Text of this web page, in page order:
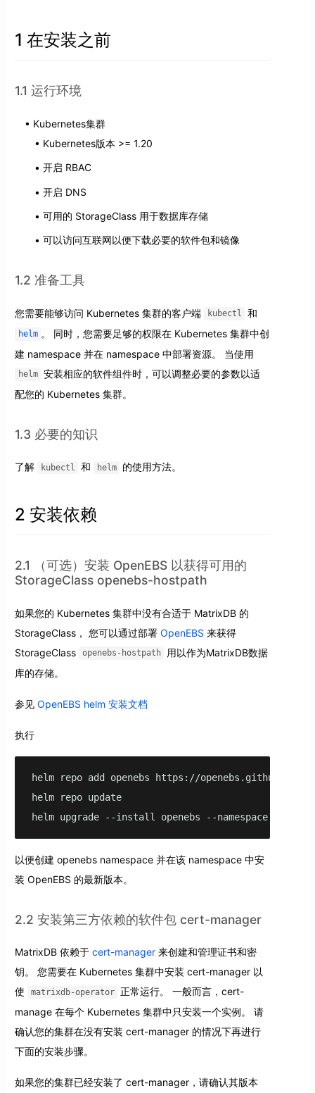
1 在安装之前
1.1 运行环境
Kubernetes集群
Kubernetes版本 >= 1.20
开启 RBAC
开启 DNS
可用的 StorageClass 用于数据库存储
可以访问互联网以便下载必要的软件包和镜像
1.2 准备工具
您需要能够访问 Kubernetes 集群的客户端 kubectl 和
helm 。 同时，您需要足够的权限在 Kubernetes 集群中创
建 namespace 并在 namespace 中部署资源。 当使用
helm
安装相应的软件组件时，可以调整必要的参数以适
配您的 Kubernetes 集群。
1.3 必要的知识
了解 kubectl 和 helm 的使用方法。
2 安装依赖
2.1 （可选）安装 OpenEBS 以获得可用的
StorageClass openebs-hostpath
如果您的 Kubernetes 集群中没有合适于 MatrixDB 的
StorageClass， 您可以通过部署 OpenEBS 来获得
StorageClass
openebs-hostpath
用以作为MatrixDB数据
库的存储。
参见 OpenEBS helm 安装文档
执行
helm repo add openebs https://openebs.github.io/
helm repo update
helm upgrade --install openebs --namespace
以便创建 openebs namespace 并在该 namespace 中安
装 OpenEBS 的最新版本。
2.2 安装第三方依赖的软件包 cert-manager
MatrixDB 依赖于 cert-manager来创建和管理证书和密
钥。 您需要在 Kubernetes 集群中安装 cert-manager 以
使
matrixdb-operator
正常运行。 一般而言，cert-
manage 在每个 Kubernetes 集群中只安装一个实例。 请
确认您的集群在没有安装 cert-manager 的情况下再进行
下面的安装步骤。
如果您的集群已经安装了 cert-manager，请确认其版本